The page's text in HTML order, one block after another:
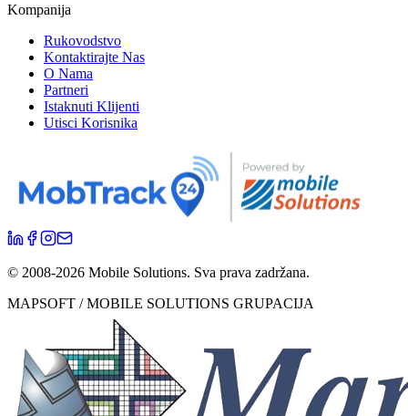
Kompanija
Rukovodstvo
Kontaktirajte Nas
O Nama
Partneri
Istaknuti Klijenti
Utisci Korisnika
© 2008-2026 Mobile Solutions. Sva prava zadržana.
MAPSOFT / MOBILE SOLUTIONS GRUPACIJA